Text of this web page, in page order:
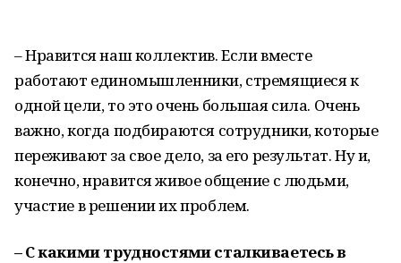
– Нравится наш коллектив. Если вместе
работают единомышленники, стремящиеся к
одной цели, то это очень большая сила. Очень
важно, когда подбираются сотрудники, которые
переживают за свое дело, за его результат. Ну и,
конечно, нравится живое общение с людьми,
участие в решении их проблем.
– С какими трудностями сталкиваетесь в